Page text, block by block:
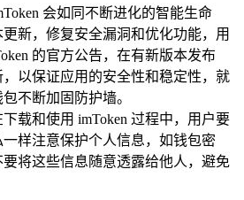
会如同不断进化的智能生命
新，修复安全漏洞和优化功能，用
的官方公告，在有新版本发布
以保证应用的安全性和稳定性，就
不断加固防护墙。
下载和使用 imToken 过程中，用户要
样注意保护个人信息，如钱包密
将这些信息随意透露给他人，避免